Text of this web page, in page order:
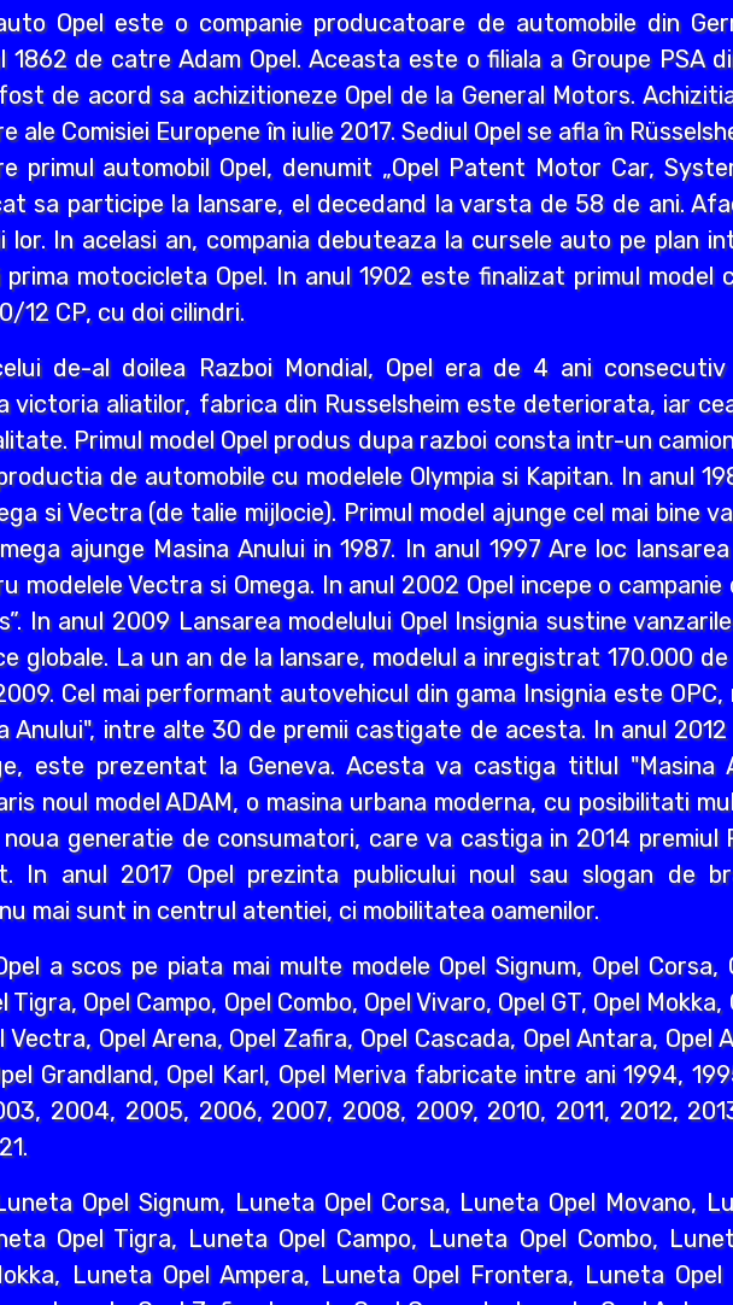
Opel este o companie producatoare de automobile din
de catre Adam Opel. Aceasta este o filiala a Groupe PSA
de acord sa achizitioneze Opel de la General Motors.
ale Comisiei Europene în iulie 2017. Sediul Opel se afla în
primul automobil Opel, denumit „Opel Patent Motor Car,
sa participe la lansare, el decedand la varsta de 58 de ani.
lor. In acelasi an, compania debuteaza la cursele auto pe plan
motocicleta Opel. In anul 1902 este finalizat primul
12 CP, cu doi cilindri.
de-al doilea Razboi Mondial, Opel era de 4 ani
victoria aliatilor, fabrica din Russelsheim este deteriorata, iar
Primul model Opel produs dupa razboi consta intr-un
de automobile cu modelele Olympia si Kapitan. In anul
si Vectra (de talie mijlocie). Primul model ajunge cel mai bine
ajunge Masina Anului in 1987. In anul 1997 Are loc
modelele Vectra si Omega. In anul 2002 Opel incepe o campanie
In anul 2009 Lansarea modelului Opel Insignia sustine
globale. La un an de la lansare, modelul a inregistrat 170.000
Cel mai performant autovehicul din gama Insignia este
Anului", intre alte 30 de premii castigate de acesta. In anul
este prezentat la Geneva. Acesta va castiga titlul "Masina
noul model ADAM, o masina urbana moderna, cu posibilitati
generatie de consumatori, care va castiga in 2014 premiul
In anul 2017 Opel prezinta publicului noul sau slogan de
mai sunt in centrul atentiei, ci mobilitatea oamenilor.
a scos pe piata mai multe modele Opel Signum, Opel Corsa,
Tigra, Opel Campo, Opel Combo, Opel Vivaro, Opel GT, Opel
Vectra, Opel Arena, Opel Zafira, Opel Cascada, Opel Antara, Opel
Grandland, Opel Karl, Opel Meriva fabricate intre ani 1994,
2004, 2005, 2006, 2007, 2008, 2009, 2010, 2011, 2012,
Opel Signum, Luneta Opel Corsa, Luneta Opel Movano,
Opel Tigra, Luneta Opel Campo, Luneta Opel Combo,
Luneta Opel Ampera, Luneta Opel Frontera, Luneta